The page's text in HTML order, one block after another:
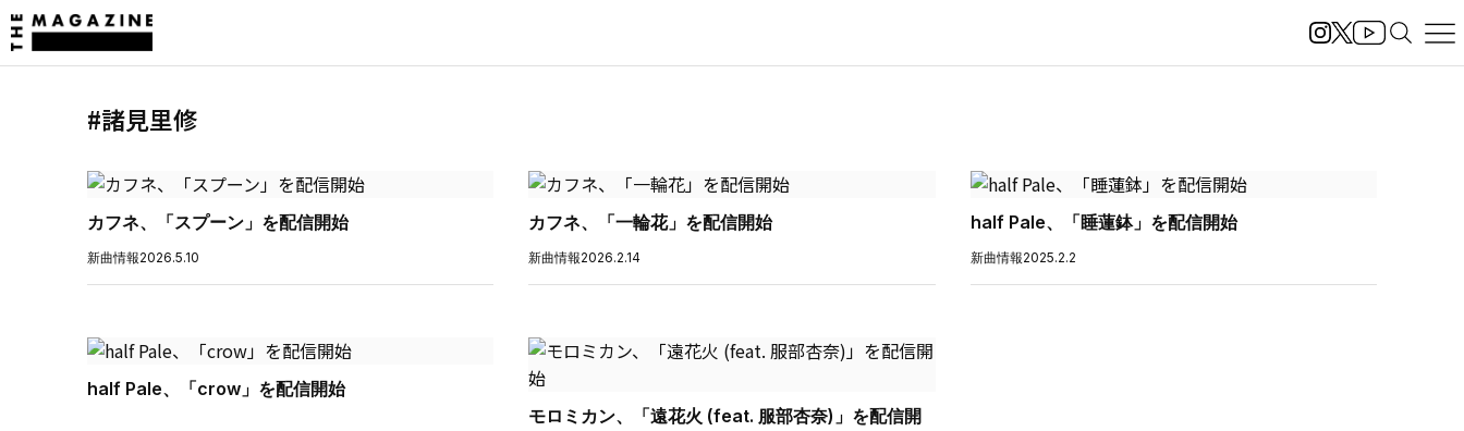
#諸見里修
カフネ、「スプーン」を配信開始
新曲情報2026.5.10
カフネ、「一輪花」を配信開始
新曲情報2026.2.14
half Pale、「睡蓮鉢」を配信開始
新曲情報2025.2.2
half Pale、「crow」を配信開始
モロミカン、「遠花火 (feat. 服部杏奈)」を配信開